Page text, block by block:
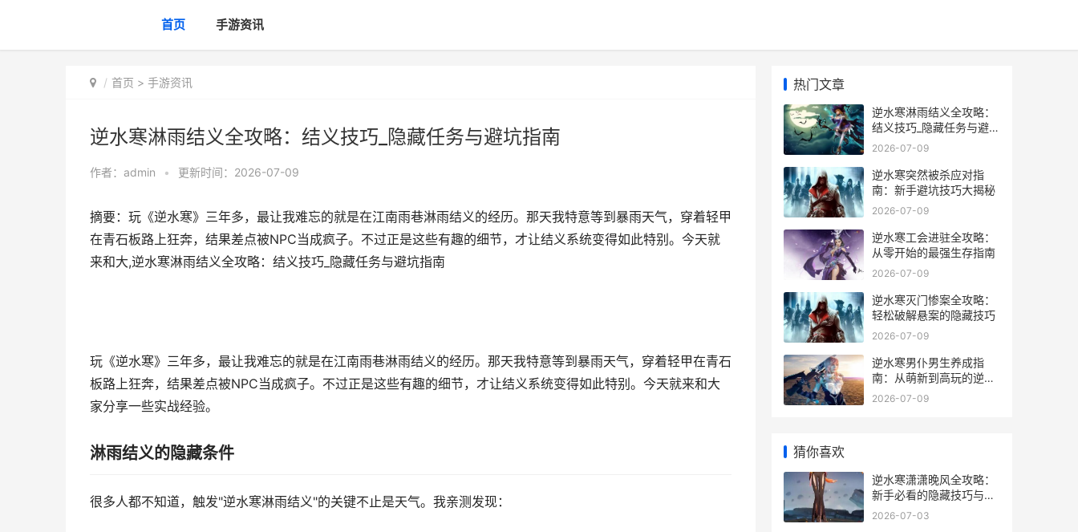
首页 手游资讯
首页 > 手游资讯
逆水寒淋雨结义全攻略：结义技巧_隐藏任务与避坑指南
作者： admin • 更新时间：2026-07-09
摘要：玩《逆水寒》三年多，最让我难忘的就是在江南雨巷淋雨结义的经历。那天我特意等到暴雨天气，穿着轻甲
在青石板路上狂奔，结果差点被NPC当成疯子。不过正是这些有趣的细节，才让结义系统变得如此特别。今天就
来和大,逆水寒淋雨结义全攻略：结义技巧_隐藏任务与避坑指南
玩《逆水寒》三年多，最让我难忘的就是在江南雨巷淋雨结义的经历。那天我特意等到暴雨天气，穿着轻甲在青石
板路上狂奔，结果差点被NPC当成疯子。不过正是这些有趣的细节，才让结义系统变得如此特别。今天就来和大
家分享一些实战经验。
淋雨结义的隐藏条件
很多人都不知道，触发"逆水寒淋雨结义"的关键不止是天气。我亲测发现：
热门文章
逆水寒淋雨结义全攻略：
结义技巧_隐藏任务与避坑
指南
2026-07-09
逆水寒突然被杀应对指
南：新手避坑技巧大揭秘
2026-07-09
逆水寒工会进驻全攻略：
从零开始的最强生存指南
2026-07-09
逆水寒灭门惨案全攻略：
轻松破解悬案的隐藏技巧
2026-07-09
逆水寒男仆男生养成指
南：从萌新到高玩的逆袭
秘籍
2026-07-09
猜你喜欢
逆水寒潇潇晚风全攻略：
新手必看的隐藏技巧与实
战心得
2026-07-03